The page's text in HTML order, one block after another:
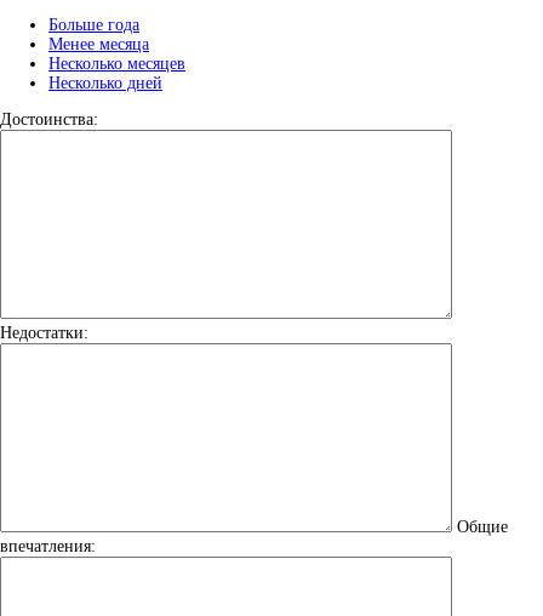
Больше года
Менее месяца
Несколько месяцев
Несколько дней
Достоинства:
Недостатки:
Общие
впечатления: